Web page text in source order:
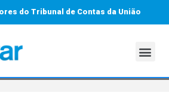
do Tribunal de Contas da União